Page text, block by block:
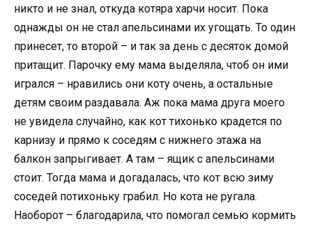
никто и не знал, откуда котяра харчи носит. Пока
однажды он не стал апельсинами их угощать. То один
принесет, то второй – и так за день с десяток домой
притащит. Парочку ему мама выделяла, чтоб он ими
игрался – нравились они коту очень, а остальные
детям своим раздавала. Аж пока мама друга моего
не увидела случайно, как кот тихонько крадется по
карнизу и прямо к соседям с нижнего этажа на
балкон запрыгивает. А там – ящик с апельсинами
стоит. Тогда мама и догадалась, что кот всю зиму
соседей потихоньку грабил. Но кота не ругала.
Наоборот – благодарила, что помогал семью кормить